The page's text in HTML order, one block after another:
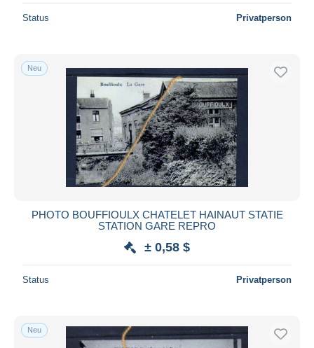
Status Privatperson
Neu
PHOTO BOUFFIOULX CHATELET HAINAUT STATIE
STATION GARE REPRO
± 0,58 $
Status Privatperson
Neu